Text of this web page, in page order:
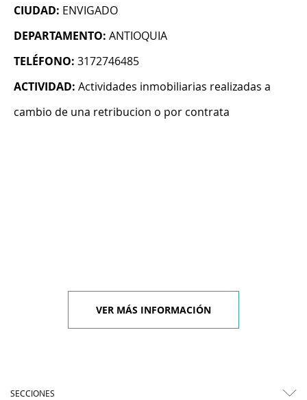
CIUDAD: ENVIGADO
DEPARTAMENTO: ANTIOQUIA
TELÉFONO: 3172746485
ACTIVIDAD: Actividades inmobiliarias realizadas a
cambio de una retribucion o por contrata
VER MÁS INFORMACIÓN
SECCIONES